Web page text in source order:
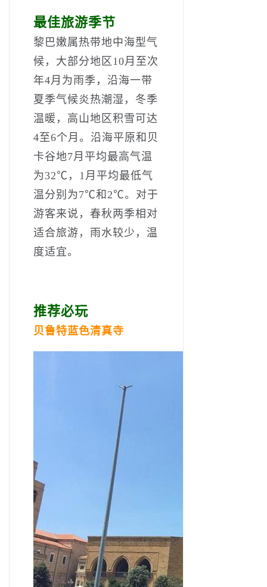
最佳旅游季节
黎巴嫩属热带地中海型气
候，大部分地区10月至次
年4月为雨季，沿海一带
夏季气候炎热潮湿，冬季
温暖，高山地区积雪可达
4至6个月。沿海平原和贝
卡谷地7月平均最高气温
为32℃，1月平均最低气
温分别为7℃和2℃。对于
游客来说，春秋两季相对
适合旅游，雨水较少，温
度适宜。
推荐必玩
贝鲁特蓝色清真寺